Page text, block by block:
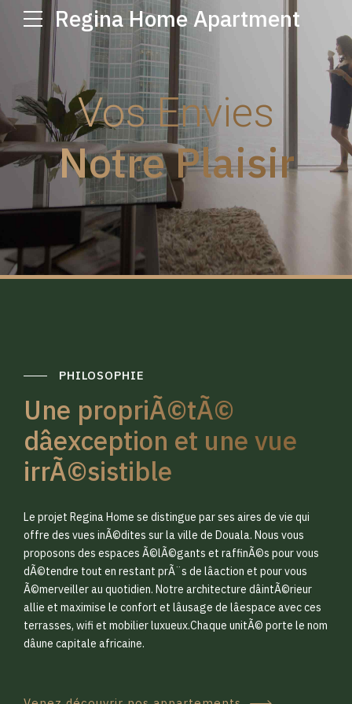
Regina Home Apartment
Vos Envies
Notre Plaisir
PHILOSOPHIE
Une propriÃ©tÃ©
dâexception et une vue
irrÃ©sistible
Le projet Regina Home se distingue par ses aires de vie qui
offre des vues inÃ©dites sur la ville de Douala. Nous vous
proposons des espaces Ã©lÃ©gants et raffinÃ©s pour vous
dÃ©tendre tout en restant prÃ¨s de lâaction et pour vous
Ã©merveiller au quotidien. Notre architecture dâintÃ©rieur
allie et maximise le confort et lâusage de lâespace avec ces
terrasses, wifi et mobilier luxueux.Chaque unitÃ© porte le nom
dâune capitale africaine.
0
1
2
3
0
1
2
3